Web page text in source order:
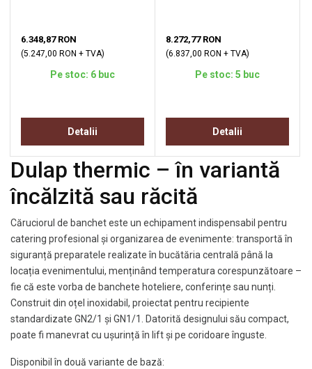
6.348,87 RON
(5.247,00 RON + TVA)
Pe stoc: 6 buc
Detalii
8.272,77 RON
(6.837,00 RON + TVA)
Pe stoc: 5 buc
Detalii
Dulap thermic – în variantă
încălzită sau răcită
Căruciorul de banchet este un echipament indispensabil pentru
catering profesional și organizarea de evenimente: transportă în
siguranță preparatele realizate în bucătăria centrală până la
locația evenimentului, menținând temperatura corespunzătoare –
fie că este vorba de banchete hoteliere, conferințe sau nunți.
Construit din oțel inoxidabil, proiectat pentru recipiente
standardizate GN2/1 și GN1/1. Datorită designului său compact,
poate fi manevrat cu ușurință în lift și pe coridoare înguste.
Disponibil în două variante de bază: